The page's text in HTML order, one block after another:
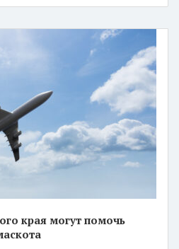
края могут помочь